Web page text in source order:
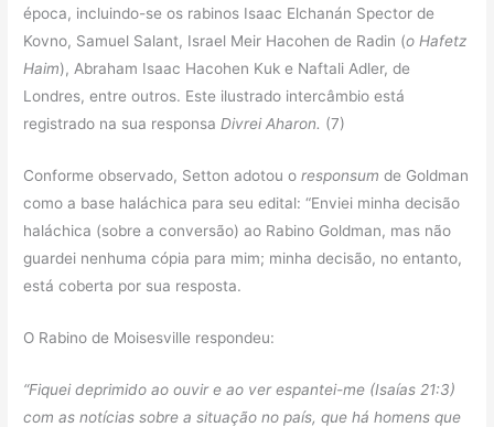
época, incluindo-se os rabinos Isaac Elchanán Spector de
Kovno, Samuel Salant, Israel Meir Hacohen de Radin (o Hafetz
Haim), Abraham Isaac Hacohen Kuk e Naftali Adler, de
Londres, entre outros. Este ilustrado intercâmbio está
registrado na sua responsaDivrei Aharon. (7)
Conforme observado, Setton adotou oresponsum de Goldman
como a base haláchica para seu edital: “Enviei minha decisão
haláchica (sobre a conversão) ao Rabino Goldman, mas não
guardei nenhuma cópia para mim; minha decisão, no entanto,
está coberta por sua resposta.
O Rabino de Moisesville respondeu:
“Fiquei deprimido ao ouvir e ao ver espantei-me (Isaías 21:3)
com as notícias sobre a situação no país, que há homens que